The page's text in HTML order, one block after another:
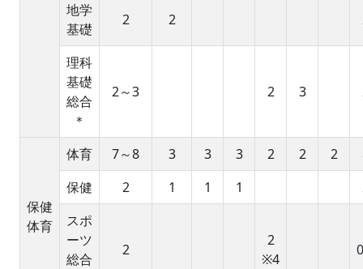
地学
基礎
2 2
理科
基礎
総合
＊
2～3 2 3
保健
体育
体育 7～8 3 3 3 2 2 2
保健
2 1 1 1
スポ
ーツ
総合
2
2
※4